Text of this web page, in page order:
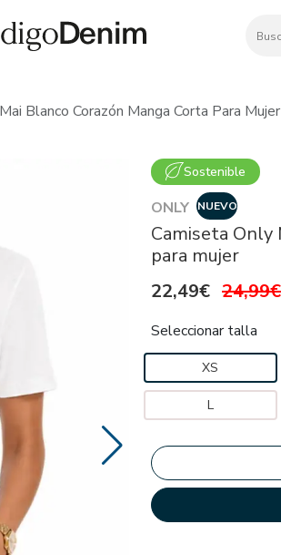
Blanco Corazón Manga Corta Para Mujer
Sostenible
ONLY NUEVO
Camiseta Only
para mujer
22,49€ 24,99€
Seleccionar talla
XS
L